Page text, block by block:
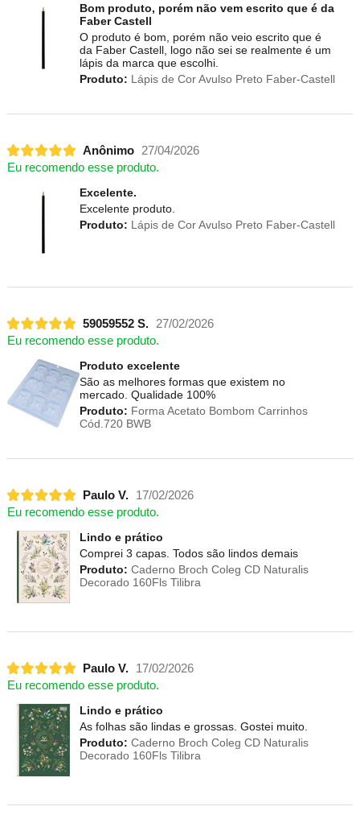
Bom produto, porém não vem escrito que é da
Faber Castell
O produto é bom, porém não veio escrito que é
da Faber Castell, logo não sei se realmente é um
lápis da marca que escolhi.
Produto: Lápis de Cor Avulso Preto Faber-Castell
Anônimo
27/04/2026
Eu recomendo esse produto.
Excelente.
Excelente produto.
Produto: Lápis de Cor Avulso Preto Faber-Castell
59059552 S.
27/02/2026
Eu recomendo esse produto.
Produto excelente
São as melhores formas que existem no
mercado. Qualidade 100%
Produto: Forma Acetato Bombom Carrinhos
Cód.720 BWB
Paulo V.
17/02/2026
Eu recomendo esse produto.
Lindo e prático
Comprei 3 capas. Todos são lindos demais
Produto: Caderno Broch Coleg CD Naturalis
Decorado 160Fls Tilibra
Paulo V.
17/02/2026
Eu recomendo esse produto.
Lindo e prático
As folhas são lindas e grossas. Gostei muito.
Produto: Caderno Broch Coleg CD Naturalis
Decorado 160Fls Tilibra